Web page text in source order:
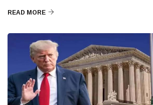
READ MORE